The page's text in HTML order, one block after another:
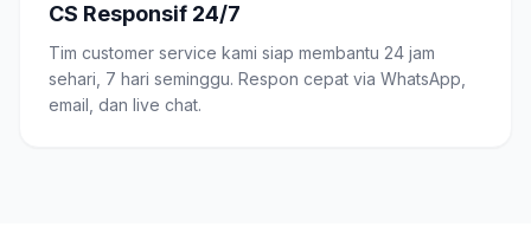
CS Responsif 24/7
Tim customer service kami siap membantu 24 jam
sehari, 7 hari seminggu. Respon cepat via WhatsApp,
email, dan live chat.